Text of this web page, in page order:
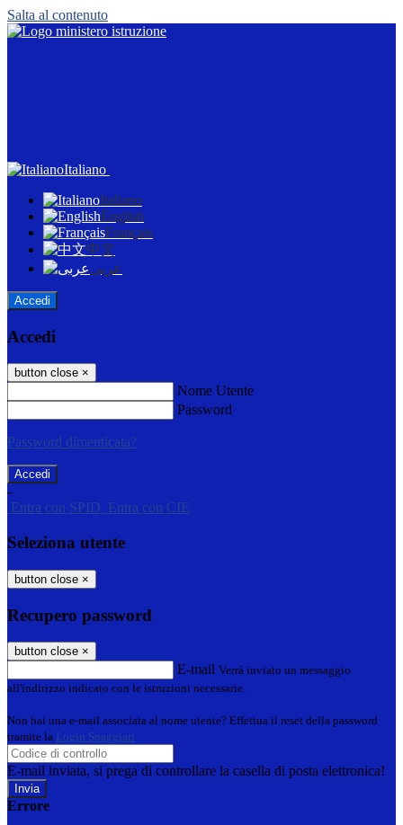
Salta al contenuto
Italiano
Italiano
English
Français
中文
عربى
Accedi
Accedi
button close ×
Nome Utente
Password
Password dimenticata?
-
Entra con SPID
Entra con CIE
Seleziona utente
button close ×
Recupero password
button close ×
E-mail Verrà inviato un messaggio
all'indirizzo indicato con le istruzioni necessarie.
Non hai una e-mail associata al nome utente? Effettua il reset della password
tramite la Login Spaggiari
E-mail inviata, si prega di controllare la casella di posta elettronica!
Errore